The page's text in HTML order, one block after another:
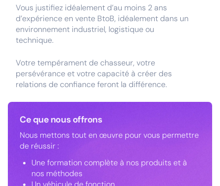
Vous justifiez idéalement d’au moins 2 ans
d’expérience en vente BtoB, idéalement dans un
environnement industriel, logistique ou
technique.
Votre tempérament de chasseur, votre
persévérance et votre capacité à créer des
relations de confiance feront la différence.
Ce que nous offrons
Nous mettons tout en œuvre pour vous permettre
de réussir :
Une formation complète à nos produits et à
nos méthodes